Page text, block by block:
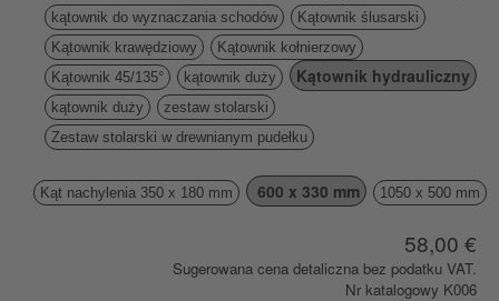
kątownik do wyznaczania schodów
Kątownik ślusarski
Kątownik krawędziowy
Kątownik kołnierzowy
Kątownik 45/135°
kątownik duży Kątownik hydrauliczny
kątownik duży
zestaw stolarski
Zestaw stolarski w drewnianym pudełku
Kąt nachylenia 350 x 180 mm 600 x 330 mm 1050 x 500 mm
58,00 €
Sugerowana cena detaliczna bez podatku VAT.
Nr katalogowy K006